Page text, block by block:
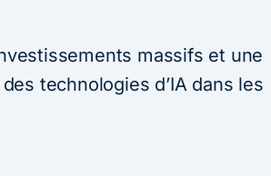
massifs et une
technologies d’IA dans les